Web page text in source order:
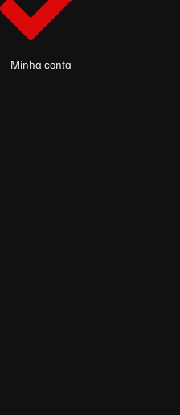
Minha conta